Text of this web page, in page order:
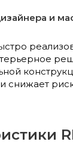
и
снижает